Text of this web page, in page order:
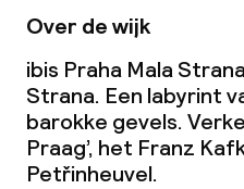
Wasfaciliteiten
Wasservice
Zakelijke faciliteiten
Over de wijk
ibis Praha Mala
Strana. Een labyrint
barokke gevels.
Praag’, het Franz
Petřinheuvel.